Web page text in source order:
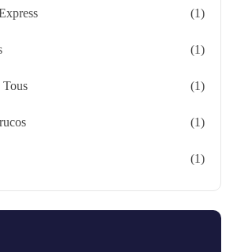
(1)
(1)
Tous (1)
(1)
(1)